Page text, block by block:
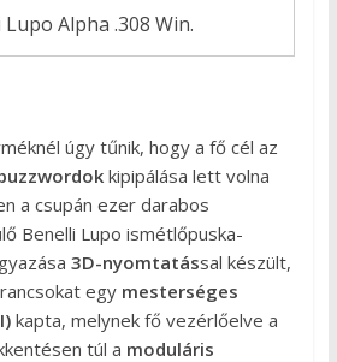
Alpha .308 Win.
úgy tűnik, hogy a fő cél az
kipipálása lett volna
a csupán ezer darabos
Benelli Lupo ismétlőpuska-
3D-nyomtatással készült,
egy mesterséges
kapta, melynek fő vezérlőelve a
túl a moduláris